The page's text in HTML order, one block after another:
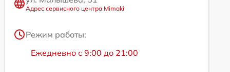
Адрес сервисного центра Mimaki
Режим работы:
Ежедневно с 9:00 до 21:00